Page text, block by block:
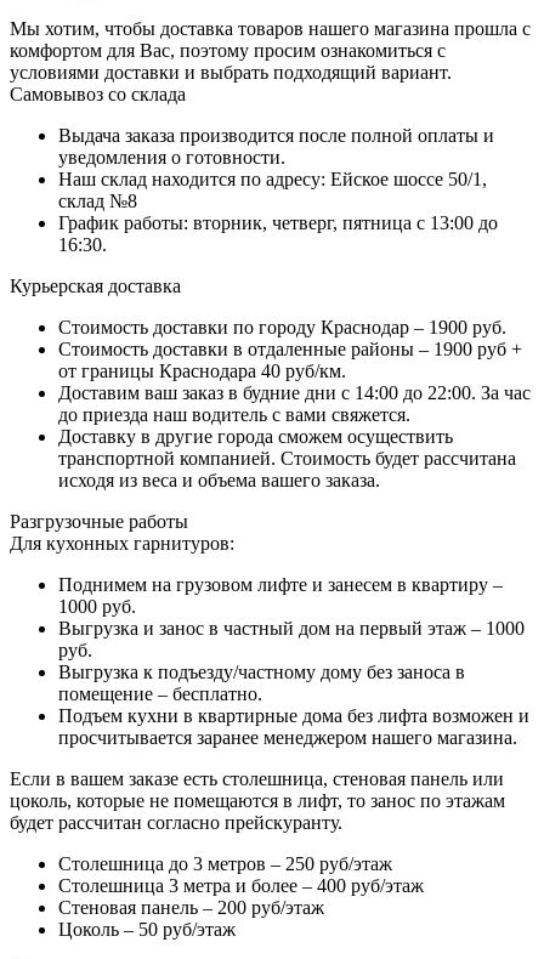
Мы хотим, чтобы доставка товаров нашего магазина прошла с
комфортом для Вас, поэтому просим ознакомиться с
условиями доставки и выбрать подходящий вариант.
Самовывоз со склада
Выдача заказа производится после полной оплаты и
уведомления о готовности.
Наш склад находится по адресу: Ейское шоссе 50/1,
склад №8
График работы: вторник, четверг, пятница с 13:00 до
16:30.
Курьерская доставка
Стоимость доставки по городу Краснодар – 1900 руб.
Стоимость доставки в отдаленные районы – 1900 руб +
от границы Краснодара 40 руб/км.
Доставим ваш заказ в будние дни с 14:00 до 22:00. За час
до приезда наш водитель с вами свяжется.
Доставку в другие города сможем осуществить
транспортной компанией. Стоимость будет рассчитана
исходя из веса и объема вашего заказа.
Разгрузочные работы
Для кухонных гарнитуров:
Поднимем на грузовом лифте и занесем в квартиру –
1000 руб.
Выгрузка и занос в частный дом на первый этаж – 1000
руб.
Выгрузка к подъезду/частному дому без заноса в
помещение – бесплатно.
Подъем кухни в квартирные дома без лифта возможен и
просчитывается заранее менеджером нашего магазина.
Если в вашем заказе есть столешница, стеновая панель или
цоколь, которые не помещаются в лифт, то занос по этажам
будет рассчитан согласно прейскуранту.
Столешница до 3 метров – 250 руб/этаж
Столешница 3 метра и более – 400 руб/этаж
Стеновая панель – 200 руб/этаж
Цоколь – 50 руб/этаж